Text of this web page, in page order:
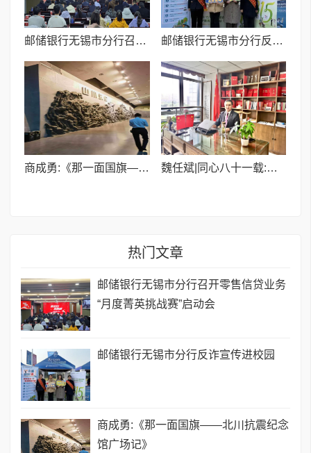
邮储银行无锡市分行召开零售信贷业务“月度菁英挑战赛”启动会 邮储银行无锡市分行反诈宣传进校园
商成勇:《那一面国旗——北川抗震纪念馆广场记》 魏任斌|同心八十一载:民建与中国共产党合作的历史逻辑与时代新命
热门文章
邮储银行无锡市分行召开零售信贷业务
“月度菁英挑战赛”启动会
邮储银行无锡市分行反诈宣传进校园
商成勇:《那一面国旗——北川抗震纪念
馆广场记》